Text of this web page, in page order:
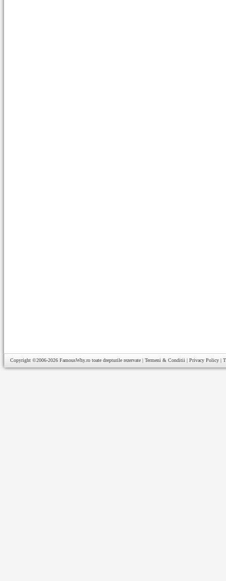
Copyright ©2006-2026 FamousWhy.ro toate drepturile rezervate | Termeni & Conditii | Privacy Policy |